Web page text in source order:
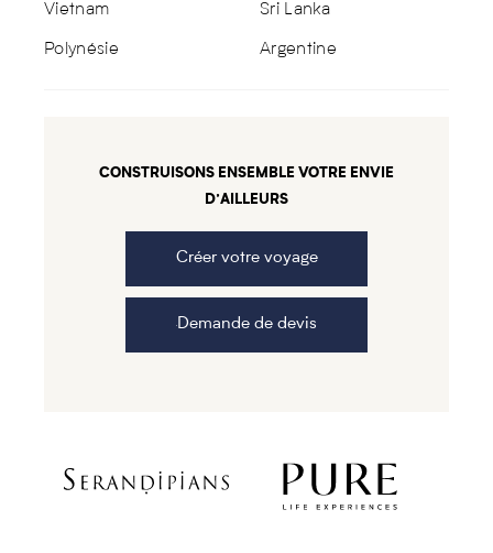
Vietnam Sri Lanka
Polynésie Argentine
CONSTRUISONS ENSEMBLE VOTRE ENVIE
D’AILLEURS
Créer votre voyage
Demande de devis